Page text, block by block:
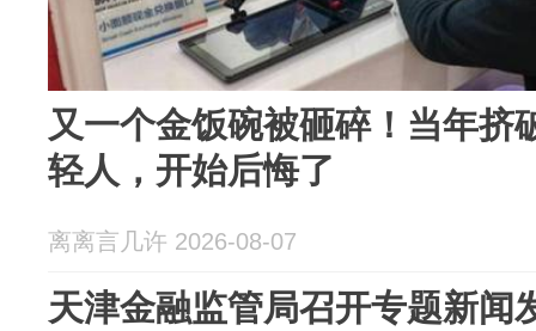
又一个金饭碗被砸碎！当年挤
轻人，开始后悔了
离离言几许 2026-08-07
天津金融监管局召开专题新闻